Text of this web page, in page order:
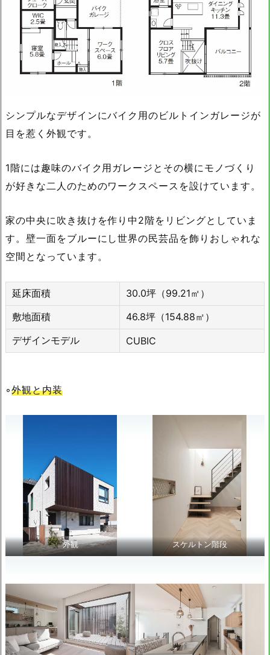
シンプルなデザインにバイク用のビルトインガレージが
目を惹く外観です。
1階には趣味のバイク用ガレージとその横にモノづくり
が好きな二人のためのワークスペースを設けています。
家の中央に吹き抜けを作り中2階をリビングとしていま
す。壁一面をブルーにし世界の民芸品を飾りおしゃれな
空間となっています。
延床面積
30.0坪（99.21㎡）
敷地面積
46.8坪（154.88㎡）
デザインモデル
CUBIC
◦外観と内装
外観 スケルトン階段